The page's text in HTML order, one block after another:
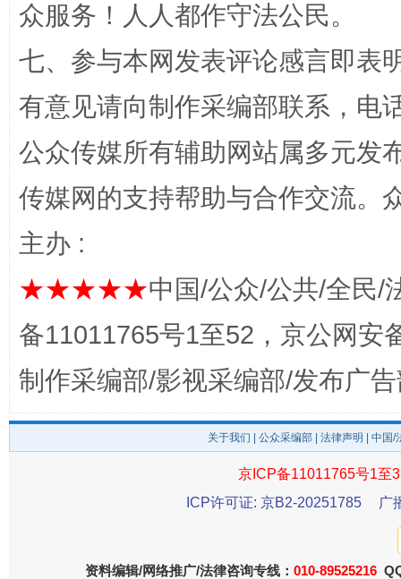
众服务！人人都作守法公民。
七、参与本网发表评论感言即表
有意见请向制作采编部联系，电
公众传媒所有辅助网站属多元发
传媒网的支持帮助与合作交流。
主办 :
★★★★★中国/公众/公共/全民/
备11011765号1至52，京公网安
制作采编部/影视采编部/发布广
关于我们 公众采编部 法律声明 | 中国
京ICP备11011765号1至
ICP许可证: 京B2-20251785
广
资料编辑/网络推广/法律咨询专线： 010-89525216